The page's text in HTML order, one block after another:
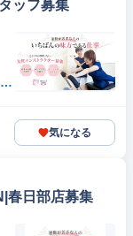
ッフ募集
気になる
春日部店募集